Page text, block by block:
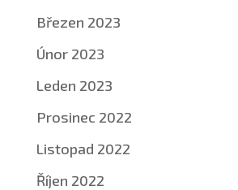
Březen 2023
Únor 2023
Leden 2023
Prosinec 2022
Listopad 2022
Říjen 2022